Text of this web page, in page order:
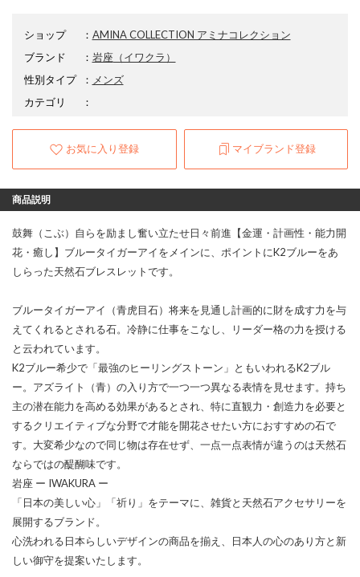
ショップ ： AMINA COLLECTION アミナコレクション
ブランド
： 岩座（イワクラ）
性別タイプ
： メンズ
カテゴリ
：
お気に入り登録 マイブランド登録
商品説明
鼓舞（こぶ）自らを励まし奮い立たせ日々前進【金運・計画性・能力開
花・癒し】ブルータイガーアイをメインに、ポイントにK2ブルーをあ
しらった天然石ブレスレットです。
ブルータイガーアイ（青虎目石）将来を見通し計画的に財を成す力を与
えてくれるとされる石。冷静に仕事をこなし、リーダー格の力を授ける
と云われています。
K2ブルー希少で「最強のヒーリングストーン」ともいわれるK2ブル
ー。アズライト（青）の入り方で一つ一つ異なる表情を見せます。持ち
主の潜在能力を高める効果があるとされ、特に直観力・創造力を必要と
するクリエイティブな分野で才能を開花させたい方におすすめの石で
す。大変希少なので同じ物は存在せず、一点一点表情が違うのは天然石
ならではの醍醐味です。
岩座 ー IWAKURA ー
「日本の美しい心」「祈り」をテーマに、雑貨と天然石アクセサリーを
展開するブランド。
心洗われる日本らしいデザインの商品を揃え、日本人の心のあり方と新
しい御守を提案いたします。